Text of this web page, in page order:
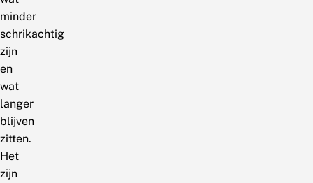
minder
schrikachtig
zijn
en
wat
langer
blijven
zitten.
Het
zijn